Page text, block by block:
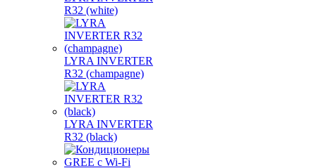
R32 (white)
LYRA INVERTER
R32 (champagne)
LYRA INVERTER
R32 (black)